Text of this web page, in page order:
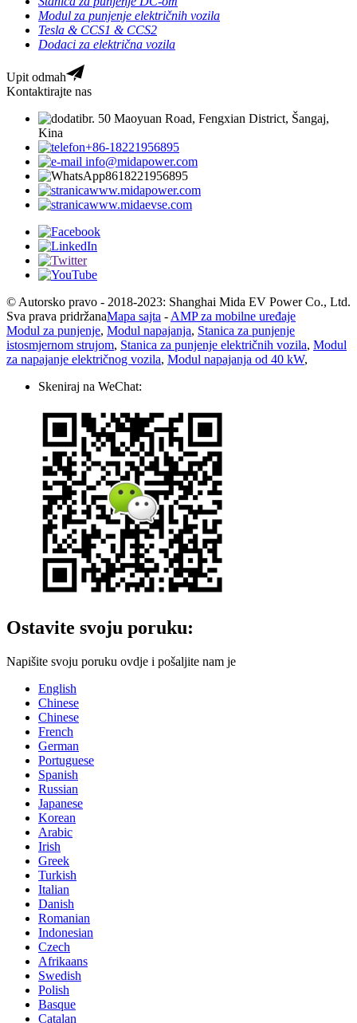
Modul za punjenje električnih vozila
Tesla & CCS1 & CCS2
Dodaci za električna vozila
Upit odmah
Kontaktirajte nas
br. 50 Maoyuan Road, Fengxian District, Šangaj,
Kina
+86-18221956895
info@midapower.com
8618221956895
www.midapower.com
www.midaevse.com
© Autorsko pravo - 2018-2023: Shanghai Mida EV Power Co., Ltd.
Sva prava pridržanaMapa sajta - AMP za mobilne uređaje
Modul za punjenje, Modul napajanja, Stanica za punjenje
istosmjernom strujom, Stanica za punjenje električnih vozila, Modul
za napajanje električnog vozila, Modul napajanja od 40 kW,
Skeniraj na WeChat:
Ostavite svoju poruku:
Napišite svoju poruku ovdje i pošaljite nam je
English
Chinese
Chinese
French
German
Portuguese
Spanish
Russian
Japanese
Korean
Arabic
Irish
Greek
Turkish
Italian
Danish
Romanian
Indonesian
Czech
Afrikaans
Swedish
Polish
Basque
Catalan